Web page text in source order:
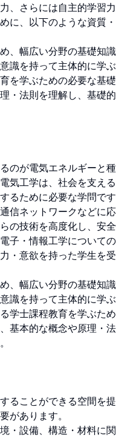
、さらには自主的学習
に、以下のような資質
、幅広い分野の基礎知
識を持って主体的に学
を学ぶための必要な
・法則を理解し、基礎
のが電気エネルギーと
気工学は、社会を支え
るために必要な学問で
信ネットワークなどに
の技術を高度化し、安
子・情報工学について
・意欲を持った学生を受
、幅広い分野の基礎知
識を持って主体的に学
学士課程教育を学ぶた
基本的な概念や原理・
ることができる空間を
があります。
・設備、構造・材料に